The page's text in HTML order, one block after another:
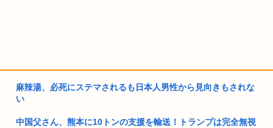
麻辣湯、必死にステマされるも日本人男性から見向きもされな
い
中国父さん、熊本に10トンの支援を輸送！トランプは完全無視